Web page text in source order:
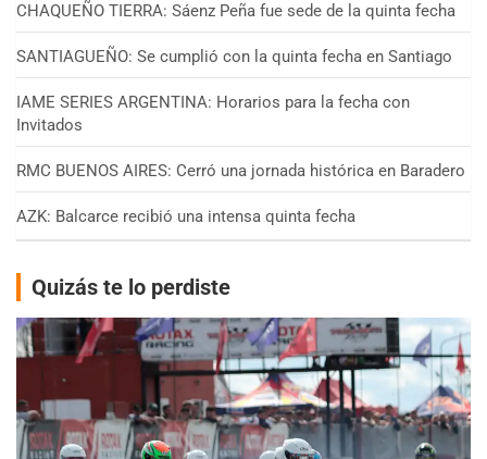
CHAQUEÑO TIERRA: Sáenz Peña fue sede de la quinta fecha
SANTIAGUEÑO: Se cumplió con la quinta fecha en Santiago
IAME SERIES ARGENTINA: Horarios para la fecha con
Invitados
RMC BUENOS AIRES: Cerró una jornada histórica en Baradero
AZK: Balcarce recibió una intensa quinta fecha
Quizás te lo perdiste